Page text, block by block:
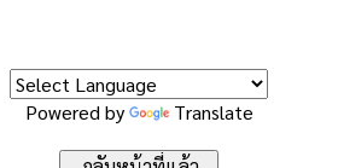
Powered by Translate